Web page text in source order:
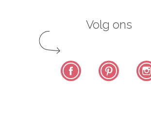
Volg ons
Facebook Pinterest